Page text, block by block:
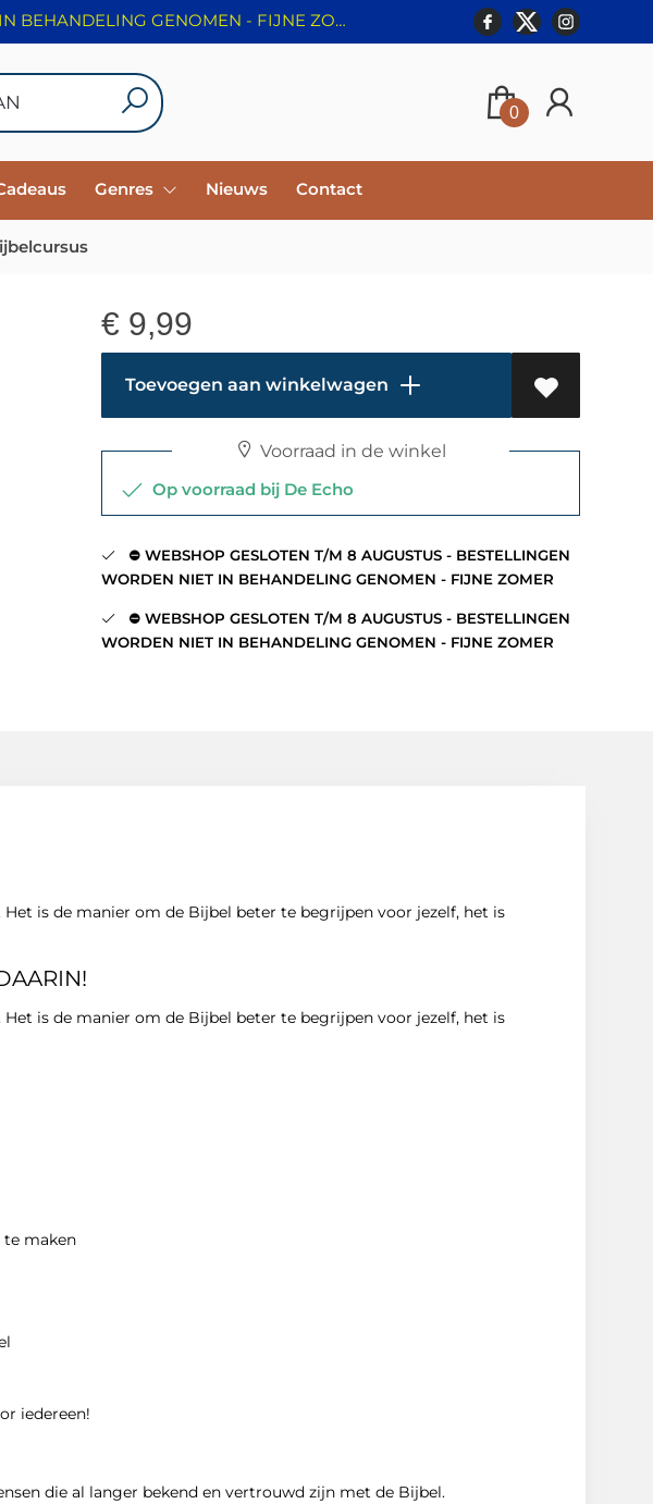
⛔️ WEBSHOP GESLOTEN T/M 8 AUGUSTUS - BESTELLINGEN WORDEN NIET IN BEHANDELING GENOMEN - FIJNE ZOMER!
0
Genres Nieuws Contact
€ 9,99
Toevoegen aan winkelwagen
Voorraad in de winkel
Op voorraad bij De Echo
⛔️ WEBSHOP GESLOTEN T/M 8 AUGUSTUS - BESTELLINGEN
WORDEN NIET IN BEHANDELING GENOMEN - FIJNE ZOMER
⛔️ WEBSHOP GESLOTEN T/M 8 AUGUSTUS - BESTELLINGEN
WORDEN NIET IN BEHANDELING GENOMEN - FIJNE ZOMER
is de manier om de Bijbel beter te begrijpen voor jezelf, het is
is de manier om de Bijbel beter te begrijpen voor jezelf, het is
te maken
iedereen!
die al langer bekend en vertrouwd zijn met de Bijbel.